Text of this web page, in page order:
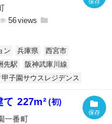
56
ン 兵庫県
西宮市
先駅
阪神武庫川線
子園サウスレジデンス
227m² (初)
一番町